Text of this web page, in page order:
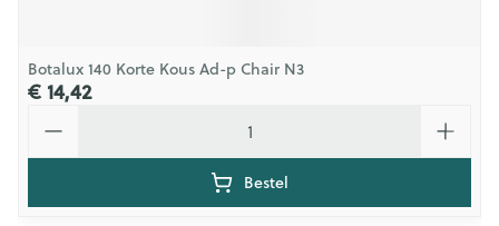
Botalux 140 Korte Kous Ad-p Chair N3
€ 14,42
Bestel